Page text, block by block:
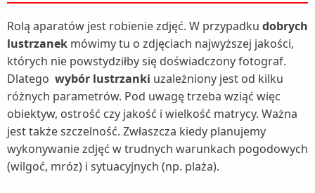
Rolą aparatów jest robienie zdjęć. W przypadku dobrych
lustrzanek mówimy tu o zdjęciach najwyższej jakości,
których nie powstydziłby się doświadczony fotograf.
Dlatego wybór lustrzanki uzależniony jest od kilku
różnych parametrów. Pod uwagę trzeba wziąć więc
obiektyw, ostrość czy jakość i wielkość matrycy. Ważna
jest także szczelność. Zwłaszcza kiedy planujemy
wykonywanie zdjęć w trudnych warunkach pogodowych
(wilgoć, mróz) i sytuacyjnych (np. plaża).